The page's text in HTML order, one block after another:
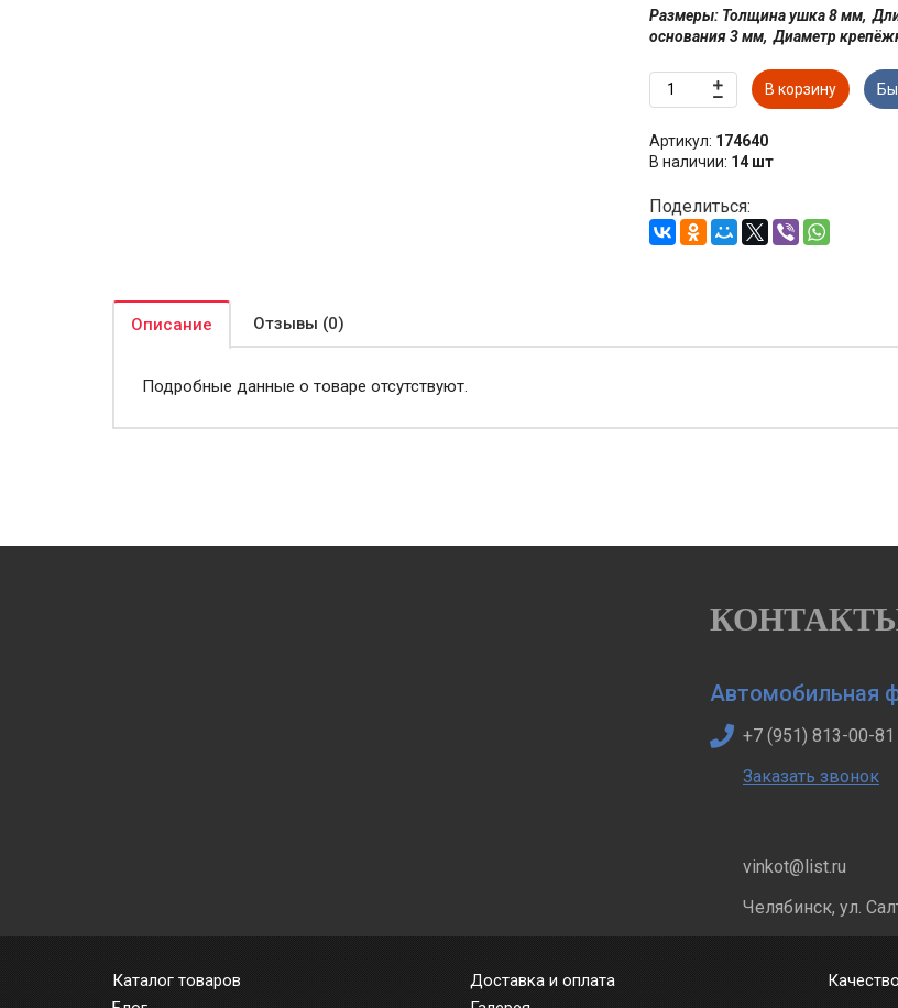
Размеры: Толщина ушка 8 мм,
основания 3 мм, Диаметр
В корзину
Артикул: 174640
В наличии: 14 шт
Поделиться:
Описание Отзывы (0)
Подробные данные о товаре отсутствуют.
Автомобильная
+7 (951) 813-00-81
Заказать звонок
vinkot@list.ru
Челябинск, ул.
Каталог товаров Доставка и оплата